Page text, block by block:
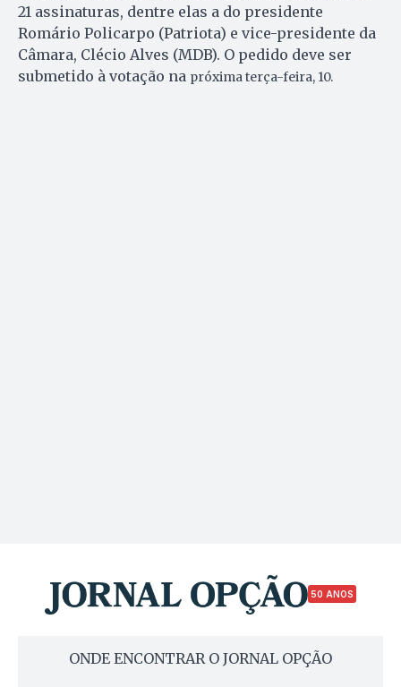
21 assinaturas, dentre elas a do presidente
Romário Policarpo (Patriota) e vice-presidente da
Câmara, Clécio Alves (MDB). O pedido deve ser
submetido à votação na próxima terça-feira, 10.
50 ANOS
ONDE ENCONTRAR O JORNAL OPÇÃO